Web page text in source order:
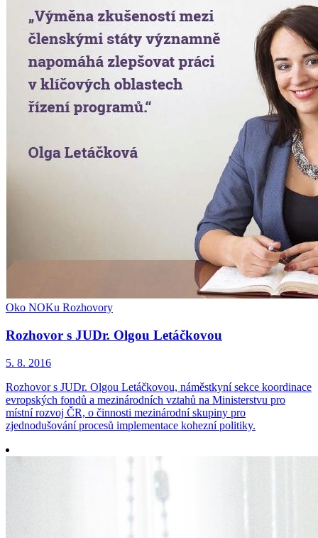
Oko NOKu Rozhovory
Rozhovor s JUDr. Olgou Letáčkovou
5. 8. 2016
Rozhovor s JUDr. Olgou Letáčkovou, náměstkyní sekce koordinace
evropských fondů a mezinárodních vztahů na Ministerstvu pro
místní rozvoj ČR, o činnosti mezinárodní skupiny pro
zjednodušování procesů implementace kohezní politiky.